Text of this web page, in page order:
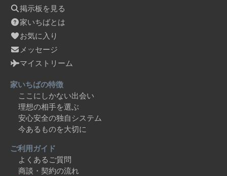
掲示板を見る
家いちばとは
お気に入り
メッセージ
マイストリーム
家いちばの特徴
ここにしかない出会い
理想の相手を選ぶ
安心安全の独自システム
今あるものを大切に
ご利用ガイド
よくあるご質問
商談・契約の流れ